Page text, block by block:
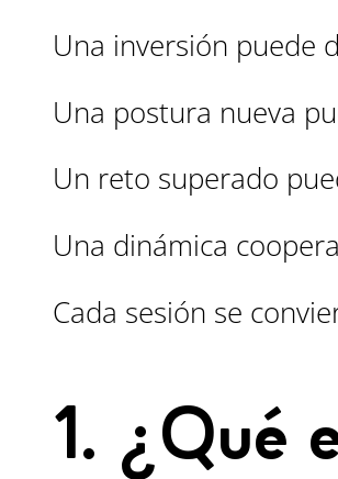
Una inversión puede
Una postura nueva
Un reto superado
Una dinámica
Cada sesión se
1. ¿Qué